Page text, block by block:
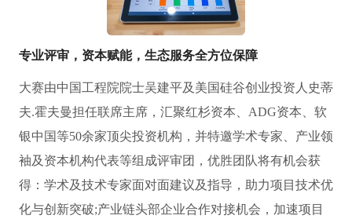
专业评审，资本赋能，生态服务全方位保障
大赛由中国工程院院士吴建平及美国硅谷创业投资人史蒂
夫.霍夫曼担任联席主席，汇聚红杉资本、ADG资本、软
银中国等50余家顶尖投资机构，并特邀学术专家、产业领
袖及资本机构代表等组成评审团，优胜团队将有机会获
得：学术及技术专家面对面建议及指导，助力项目技术优
化与创新突破;产业链头部企业合作对接机会，加速项目